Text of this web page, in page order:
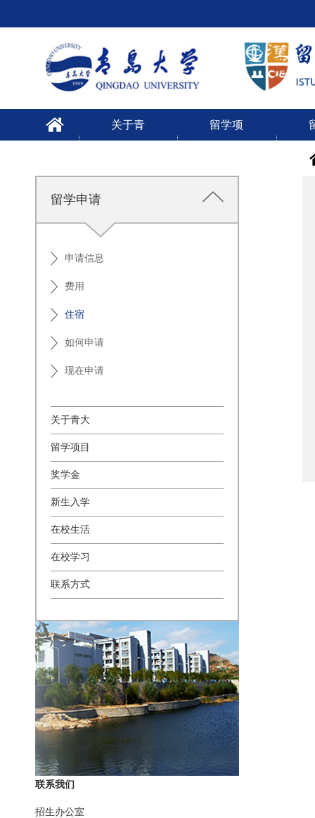
关于青 留学项
留学申请
申请信息
费用
住宿
如何申请
现在申请
关于青大
留学项目
奖学金
新生入学
在校生活
在校学习
联系方式
联系我们
招生办公室